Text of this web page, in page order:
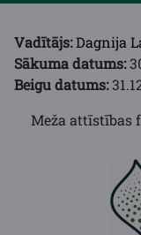
Vadītājs:Dagnija
Sākuma datums:
Beigu datums:
Meža attīstības